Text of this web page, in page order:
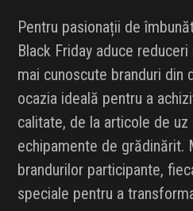
Pentru pasionații de
Black Friday aduce
mai cunoscute branduri din
ocazia ideală pentru a
calitate, de la articole de uz
echipamente de grădinărit.
brandurilor participante,
speciale pentru a